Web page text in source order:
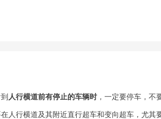
人行横道前有停止的车辆时，一定要停车，不
人行横道及其附近直行超车和变向超车，尤其